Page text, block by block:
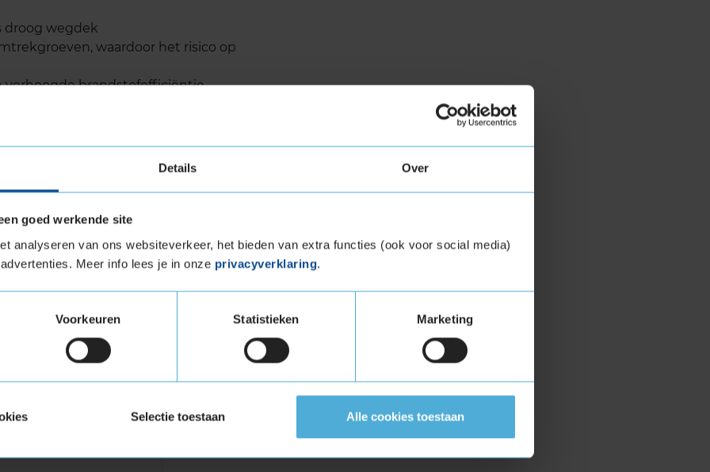
Details Over
goed werkende site
analyseren van ons websiteverkeer, het bieden van extra functies (ook voor social media)
Meer info lees je in onze privacyverklaring.
Voorkeuren Statistieken Marketing
Selectie toestaan Alle cookies toestaan
droog wegdek
waardoor het risico op
verhoogde brandstofefficiëntie
Load (verstevigde band)
die banden met een hoger
banden zijn te herkennen aan het
3 Extra load in de maat 255
load in de maat 255 40 R21 eenvoudig
in bij jouw KwikFit vestiging.